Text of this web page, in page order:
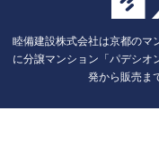
睦備建設株式会社は京都のマ
に分譲マンション「パデシオ
発から販売ま